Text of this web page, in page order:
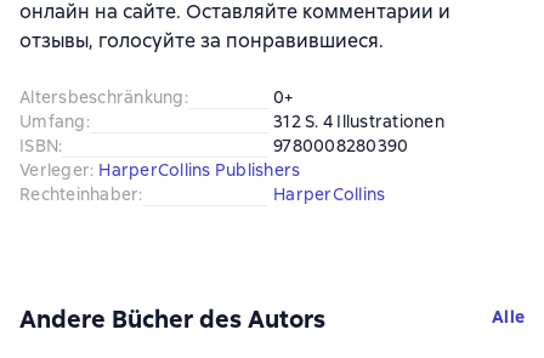
онлайн на сайте. Оставляйте комментарии и
отзывы, голосуйте за понравившиеся.
Altersbeschränkung:
0+
Umfang:
312 S. 4 Illustrationen
ISBN:
9780008280390
Verleger: HarperCollins Publishers
Rechteinhaber: HarperCollins
Andere Bücher des Autors Alle